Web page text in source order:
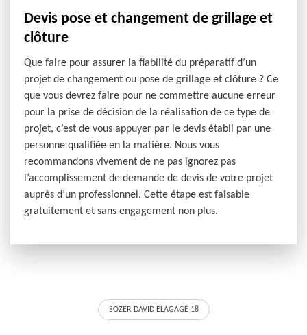
Devis pose et changement de grillage et
clôture
Que faire pour assurer la fiabilité du préparatif d’un
projet de changement ou pose de grillage et clôture ? Ce
que vous devrez faire pour ne commettre aucune erreur
pour la prise de décision de la réalisation de ce type de
projet, c’est de vous appuyer par le devis établi par une
personne qualifiée en la matière. Nous vous
recommandons vivement de ne pas ignorez pas
l’accomplissement de demande de devis de votre projet
auprès d’un professionnel. Cette étape est faisable
gratuitement et sans engagement non plus.
SOZER DAVID ELAGAGE 18